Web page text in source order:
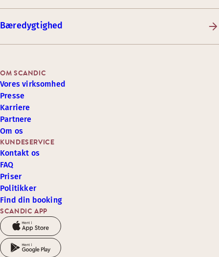
Bæredygtighed
SCANDIC APP
KUNDESERVICE
Kontakt os
FAQ
Priser
Politikker
Find din booking
OM SCANDIC
Vores virksomhed
Presse
Karriere
Partnere
Om os